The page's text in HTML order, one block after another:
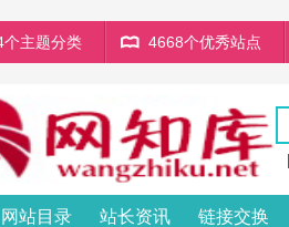
个主题分类 4668个优秀站点
网站目录 站长资讯 链接交换